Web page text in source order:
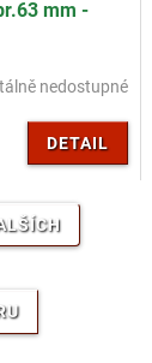
mm -
nedostupné
DETAIL